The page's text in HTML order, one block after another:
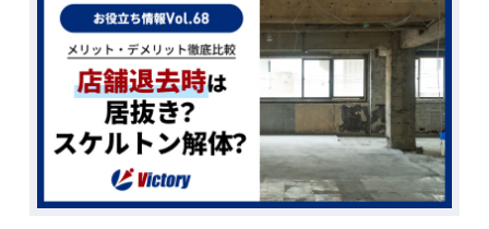
サステナビリティ
活動レポート
採用情報
社員インタビュー